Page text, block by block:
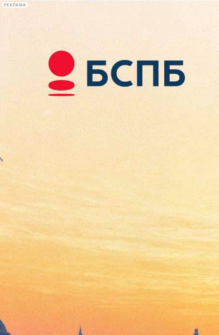
РЕКЛАМА
Сегодня:
2026.08.09
16:30
Афиша Plus
Марат Гельман заявил об
обысках в своем кабинете
20 июня 2013,22:41 Версия для печати